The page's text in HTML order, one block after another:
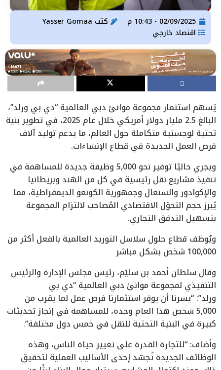
02/09/2025 - 10:43 م كتب
اقتصاد خارجي
يُسهم استثمار مجموعة موانئ دبي العالمية “دي بي ورلد”،
البالغ 2.5 مليار دولار أمريكي خلال عام 2025، في تطوير بنية
تحتية لوجستية متكاملة حول العالم، ما يدعم توليد آلاف
فرص العمل الجديدة في قطاع الإنشاءات.
ويجري حاليًا توفير نحو 5,000 وظيفة جديدة للمساهمة في
تنفيذ مشاريع نقل رئيسية في كل من الهند وبريطانيا
والإكوادور والسنغال وجمهورية الكونغو الديمقراطية، مما
يُبرز حجم التحوّل الاقتصادي المُصاحب لالتزام المجموعة
بتسهيل التدفق التجاري.
ويُوظف قطاع حلول سلاسل التوريد العالمية بالفعل أكثر من
100,000 شخص بشكل مباشر
وقال سلطان أحمد بن سليّم، رئيس مجلس الإدارة والرئيس
التنفيذي لمجموعة موانئ دبي العالمية “دي بي
ورلد”: “يسرنا أن يوفر استثمارنا فرص عمل لما يقرب من
5,000 شخص هذا العام وحده، للمساهمة في إنجاز تحديثات
كبيرة في البنية التحتية للنقل في خمس دول مختلفة”.
وأضاف: “للتجارة القدرة على تغيير حياة الناس، وهذه
الوظائف الجديدة تُجسّد إحدى الأساليب العملية لتحقيق